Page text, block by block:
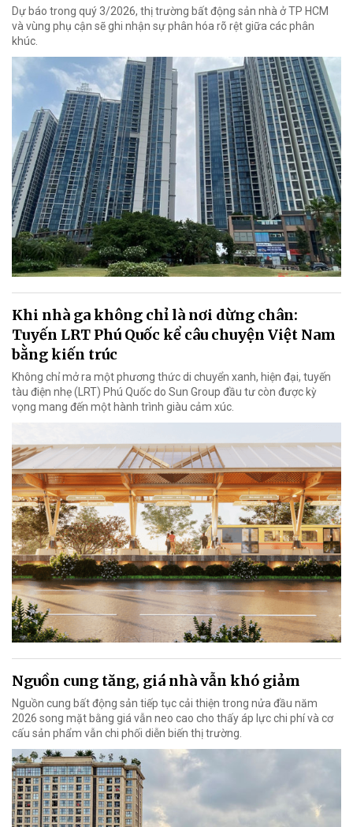
Dự báo trong quý 3/2026, thị trường bất động sản nhà ở TP HCM
và vùng phụ cận sẽ ghi nhận sự phân hóa rõ rệt giữa các phân
khúc.
Khi nhà ga không chỉ là nơi dừng chân:
Tuyến LRT Phú Quốc kể câu chuyện Việt Nam
bằng kiến trúc
Không chỉ mở ra một phương thức di chuyển xanh, hiện đại, tuyến
tàu điện nhẹ (LRT) Phú Quốc do Sun Group đầu tư còn được kỳ
vọng mang đến một hành trình giàu cảm xúc.
Nguồn cung tăng, giá nhà vẫn khó giảm
Nguồn cung bất động sản tiếp tục cải thiện trong nửa đầu năm
2026 song mặt bằng giá vẫn neo cao cho thấy áp lực chi phí và cơ
cấu sản phẩm vẫn chi phối diễn biến thị trường.